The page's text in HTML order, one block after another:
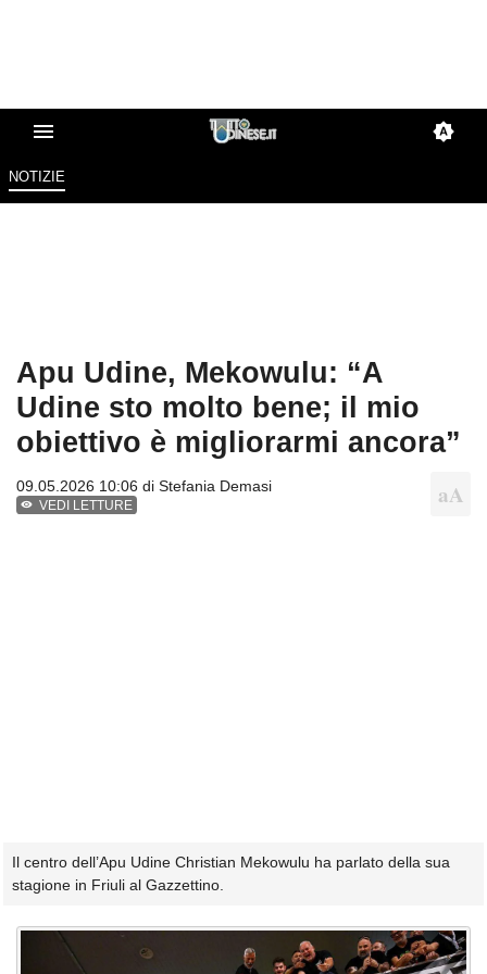
NOTIZIE
Apu Udine, Mekowulu: “A
Udine sto molto bene; il mio
obiettivo è migliorarmi ancora”
09.05.2026 10:06 di Stefania Demasi
VEDI LETTURE
Il centro dell’Apu Udine Christian Mekowulu ha parlato della sua
stagione in Friuli al Gazzettino.